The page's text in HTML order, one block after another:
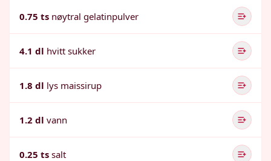
0.75 ts nøytral gelatinpulver
4.1 dl hvitt sukker
1.8 dl lys maissirup
1.2 dl vann
0.25 ts salt